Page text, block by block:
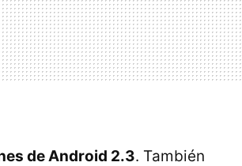
de Android 2.3. También